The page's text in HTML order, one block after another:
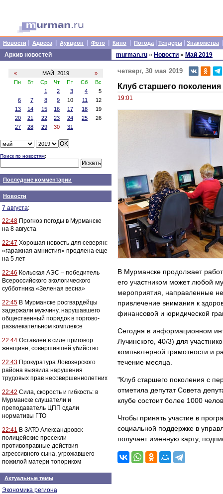
Новости Адреса Аукцион Фото Кино Погода Тендеры Знакомства
Архив новостей
« МАЙ, 2019
»
Пн
Вт Ср Чт Пт Сб
Вс
1
2 3 4
5
6
7 8 9 10 11
12
13
14 15 16 17 18
19
20
21 22 23 24 25
26
27
28 29 30 31
Поиск по новостям:
Последние комментарии
Новости
7 августа:
22:48 Прогноз погоды в Мурманске
на 8 августа
22:47 Хорошая новость для северян:
«гаражная амнистия» продлена еще
на 5 лет
22:46 Кольская АЭС – победитель
Всероссийского экологического
субботника «Зеленая весна»
22:45 В Мурманске росгвардейцы
задержали мужчину, нарушавшего
общественный порядок в торгово-
развлекательном комплексе
22:44 Оставлен в силе приговор
женщине, совершившей убийство
22:43 Прокуратура Ловозерского
района выявила нарушения
трудовых прав несовершеннолетних
22:42 Сила, скорость и гибкость: в
Мурманске слушатели и
преподаватель ЦПП сдали
нормативы ГТО
22:41 В ЗАТО Александровск
полицейские пресекли
противоправные действия
агрессивного сына, угрожавшего
пожилой матери топориком
Актуальные темы
Экономика региона
murman.ru » Новости » Май 2019
четверг, 30 мая 2019
Клуб старшего
19:01
В Мурманске продолжает
его участником может любой
мероприятия, направленные
привлечение внимания к
финансовой и юридической
Сегодня в информационном
Лучинского, 40/3) для
компьютерной грамотности и
течение месяца.
"Клуб старшего поколения с
отметила депутат Совета
клубе состоит более 1000
Чтобы принять участие в
социальной поддержке в
получает именную карту,